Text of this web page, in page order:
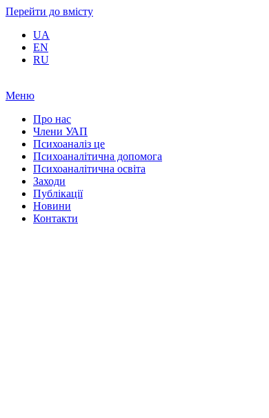
Перейти до вмісту
UA
EN
RU
Меню
Про нас
Члени УАП
Психоаналіз це
Психоаналітична допомога
Психоаналітична освіта
Заходи
Публікації
Новини
Контакти